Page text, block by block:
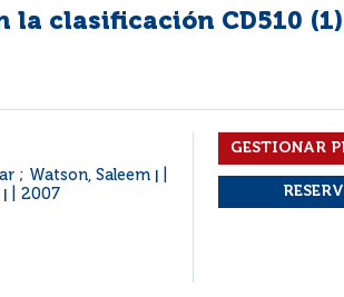
la clasificación CD510 (1)
; Watson, Saleem
2007